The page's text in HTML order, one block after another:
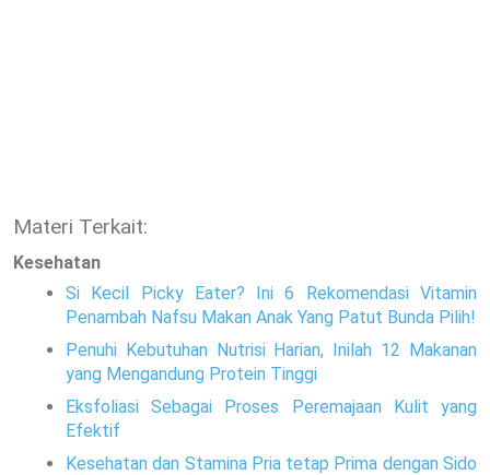
Materi Terkait:
Kesehatan
Si Kecil Picky Eater? Ini 6 Rekomendasi Vitamin
Penambah Nafsu Makan Anak Yang Patut Bunda Pilih!
Penuhi Kebutuhan Nutrisi Harian, Inilah 12 Makanan
yang Mengandung Protein Tinggi
Eksfoliasi Sebagai Proses Peremajaan Kulit yang
Efektif
Kesehatan dan Stamina Pria tetap Prima dengan Sido